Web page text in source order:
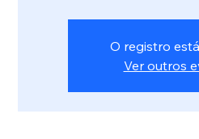
O registro
Ver outros